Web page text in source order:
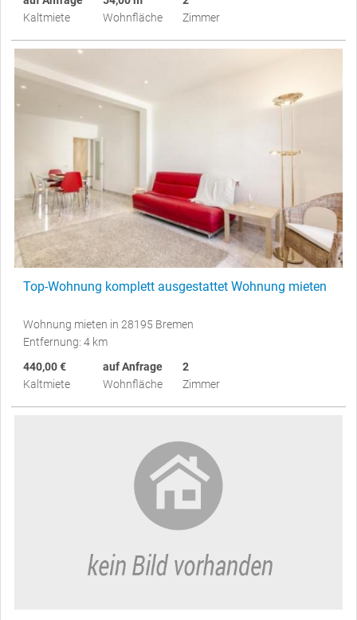
Kaltmiete
Wohnfläche
Zimmer
Top-Wohnung komplett ausgestattet Wohnung mieten
Wohnung mieten in 28195 Bremen
Entfernung: 4 km
440,00 €
Kaltmiete
auf Anfrage
Wohnfläche
2
Zimmer